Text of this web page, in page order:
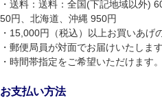
・送料：送料：全国(下記地域以外)
50円、北海道、沖縄 950円
・15,000円（税込）以上お買いあげ
・郵便局員が対面でお届けいたします
・時間帯指定をご希望いただけます。
お支払い方法